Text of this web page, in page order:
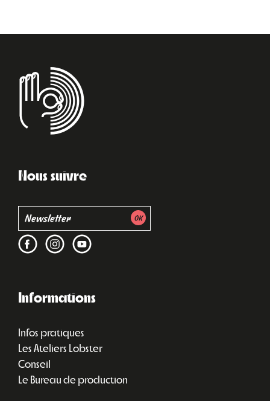
Nous suivre
Informations
Infos pratiques
Les Ateliers Lobster
Conseil
Le Bureau de production